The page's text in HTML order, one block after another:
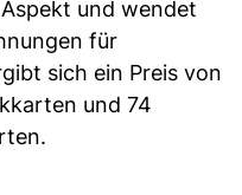
und wendet
für
sich ein Preis von
und 74